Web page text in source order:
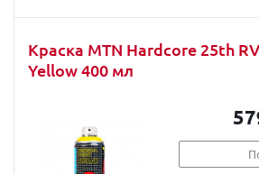
Краска MTN Hardcore 25th
Yellow 400 мл